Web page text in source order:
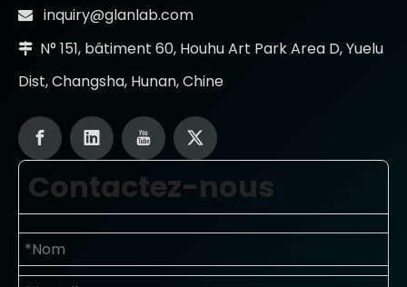
 inquiry@glanlab.com
 N° 151, bâtiment 60, Houhu Art Park Area D, Yuelu
Dist, Changsha, Hunan, Chine
Contactez-nous